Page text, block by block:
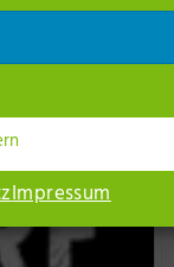
Impressum